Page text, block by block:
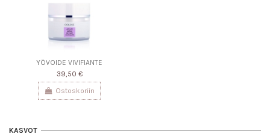
YÖVOIDE VIVIFIANTE
39,50 €
Ostoskoriin
KASVOT